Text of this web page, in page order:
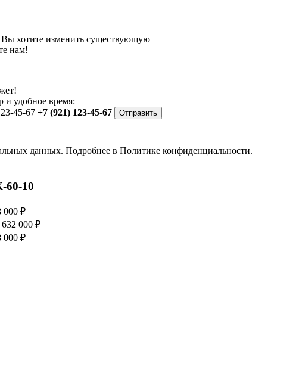
Вы хотите изменить существующую
нам!
и удобное время:
45-67 +7 (921) 123-45-67 Отправить
данных. Подробнее в Политике конфиденциальности.
60-10
000 ₽
632 000 ₽
000 ₽